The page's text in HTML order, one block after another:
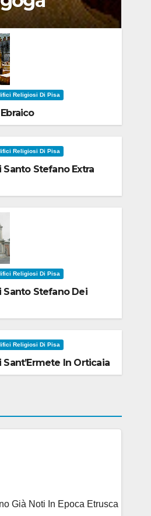
Religiosi Di Pisa
Religiosi Di Pisa
Santo Stefano Extra
Religiosi Di Pisa
Santo Stefano Dei
Religiosi Di Pisa
Sant’Ermete In Orticaia
Già Noti In Epoca Etrusca